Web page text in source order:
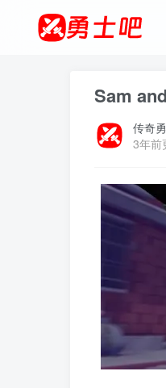
Sam
传奇
3年前